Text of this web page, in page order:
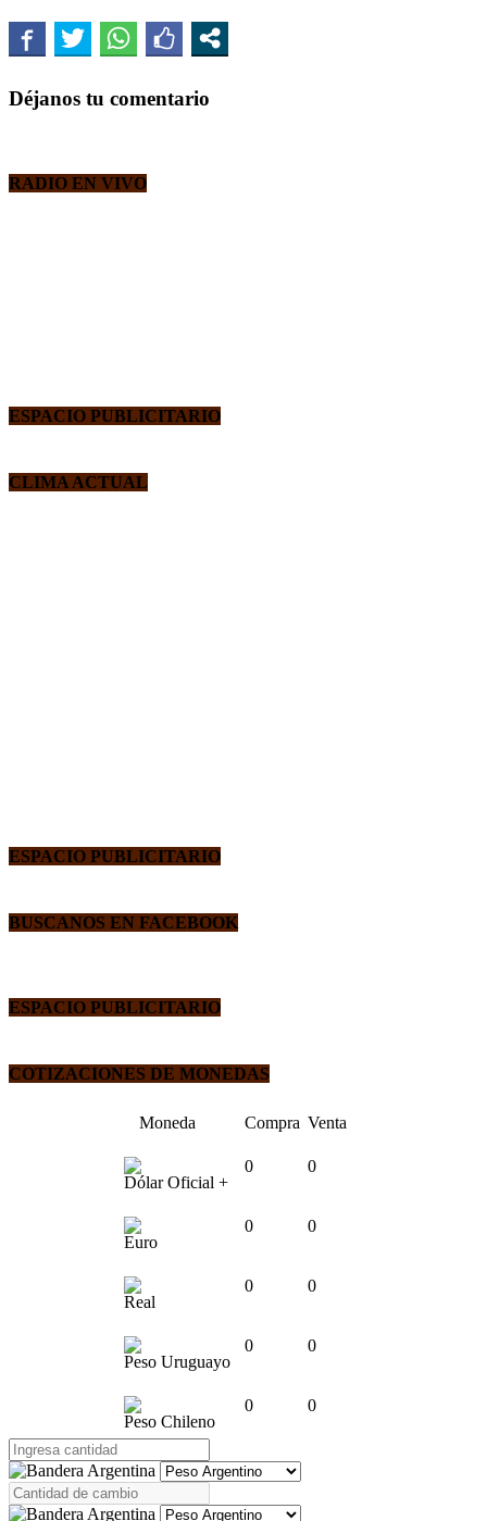
Déjanos tu comentario
RADIO EN VIVO
ESPACIO PUBLICITARIO
CLIMA ACTUAL
ESPACIO PUBLICITARIO
BUSCANOS EN FACEBOOK
ESPACIO PUBLICITARIO
COTIZACIONES DE MONEDAS
Moneda Compra Venta
Dólar Oficial +
0 0
Euro
0 0
Real
0 0
Peso Uruguayo
0 0
Peso Chileno
0 0